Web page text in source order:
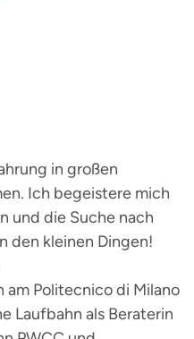
in großen
Ich begeistere mich
und die Suche nach
den kleinen Dingen!
Politecnico di Milano
Laufbahn als Beraterin